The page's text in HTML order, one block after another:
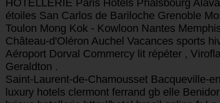
HOTELLERIE Paris Hotels Phalsbourg
étoiles San Carlos de Bariloche Grenoble
Toulon Mong Kok - Kowloon Nantes
Château-d'Oléron Auchel Vacances sports
Aéroport Dorval Commercy lit répéter ,
Geraldton .
Saint-Laurent-de-Chamousset Bacqueville-
luxury hotels clermont ferrand gb elle